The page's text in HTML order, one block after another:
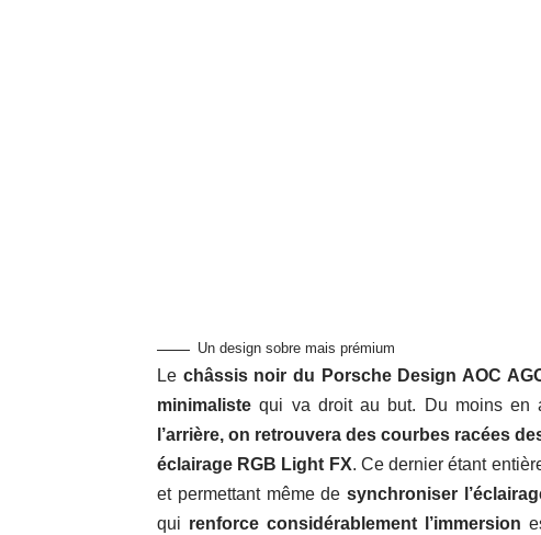
Un design sobre mais prémium
Le châssis noir du Porsche Design AOC
minimaliste qui va droit au but. Du moins en
l’arrière, on retrouvera des courbes racées
éclairage RGB Light FX. Ce dernier étant
et permettant même desynchroniser
qui renforce considérablement l’immersion